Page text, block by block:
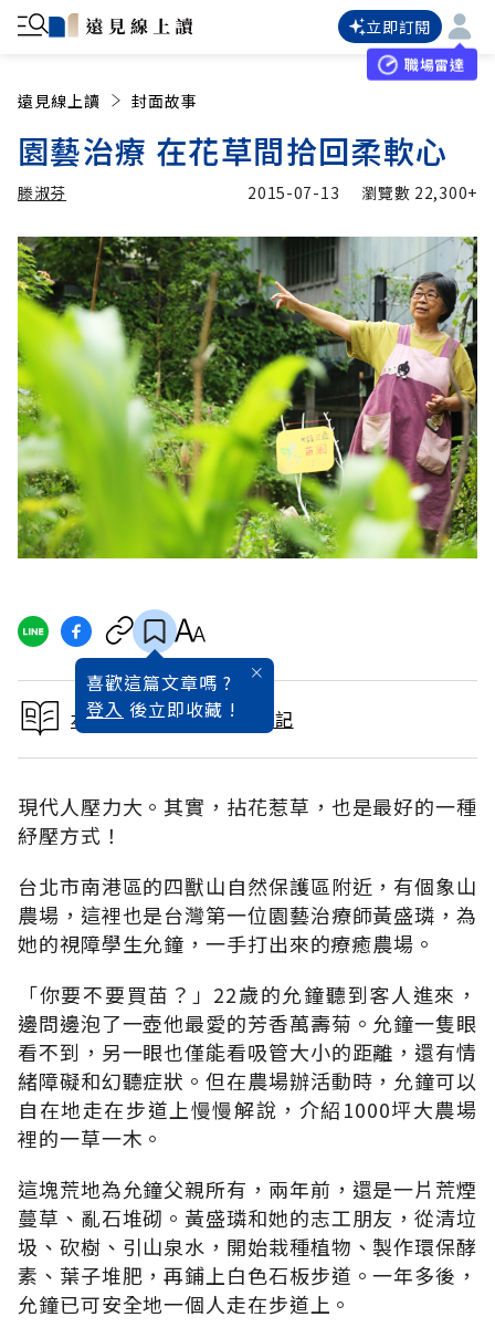
立即訂閱
職場雷達
遠見線上讀 封面故事
園藝治療 在花草間拾回柔軟心
滕淑芬
滕淑芬 加入追蹤
2015-07-13 瀏覽數 22,300+
喜歡這篇文章嗎 ?
登入 後立即收藏 !
本文出自找到你的快樂日記
現代人壓力大。其實，拈花惹草，也是最好的一種
紓壓方式！
台北市南港區的四獸山自然保護區附近，有個象山
農場，這裡也是台灣第一位園藝治療師黃盛璘，為
她的視障學生允鐘，一手打出來的療癒農場。
「你要不要買苗？」22歲的允鐘聽到客人進來，
邊問邊泡了一壺他最愛的芳香萬壽菊。允鐘一隻眼
看不到，另一眼也僅能看吸管大小的距離，還有情
緒障礙和幻聽症狀。但在農場辦活動時，允鐘可以
自在地走在步道上慢慢解說，介紹1000坪大農場
裡的一草一木。
這塊荒地為允鐘父親所有，兩年前，還是一片荒煙
蔓草、亂石堆砌。黃盛璘和她的志工朋友，從清垃
圾、砍樹、引山泉水，開始栽種植物、製作環保酵
素、葉子堆肥，再鋪上白色石板步道。一年多後，
允鐘已可安全地一個人走在步道上。